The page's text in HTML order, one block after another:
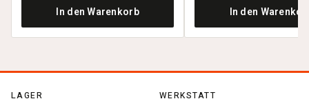
In den Warenkorb In den
LAGER WERKSTATT